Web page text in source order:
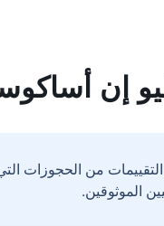
إن
من الحجوزات